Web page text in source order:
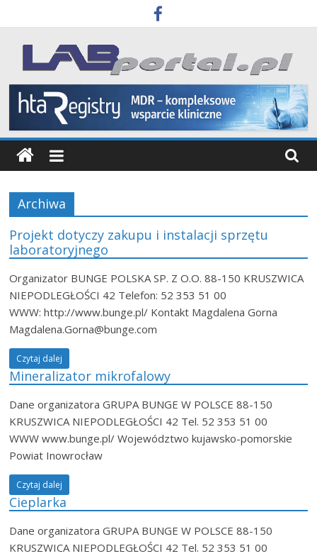
to
content
Labportal
Laboratoria
Aparatura
Badania
Archiwa
Projekt dotyczy zakupu i instalacji sprzętu
laboratoryjnego
Organizator BUNGE POLSKA SP. Z O.O. 88-150 KRUSZWICA
NIEPODLEGŁOŚCI 42 Telefon: 52 353 51 00
WWW: http://www.bunge.pl/ Kontakt Magdalena Gorna
Magdalena.Gorna@bunge.com
Czytaj dalej
Mineralizator mikrofalowy
Dane organizatora GRUPA BUNGE W POLSCE 88-150
KRUSZWICA NIEPODLEGŁOŚCI 42 Tel. 52 353 51 00
WWW www.bunge.pl/ Województwo kujawsko-pomorskie
Powiat Inowrocław
Czytaj dalej
Cieplarka
Dane organizatora GRUPA BUNGE W POLSCE 88-150
KRUSZWICA NIEPODLEGŁOŚCI 42 Tel. 52 353 51 00